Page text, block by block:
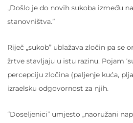
„Došlo je do novih sukoba između
stanovništva.”
Riječ „sukob” ublažava zločin pa se
žrtve stavljaju u istu razinu. Pojam
percepciju zločina (paljenje kuća,
izraelsku odgovornost za njih.
“Doseljenici” umjesto „naoružani